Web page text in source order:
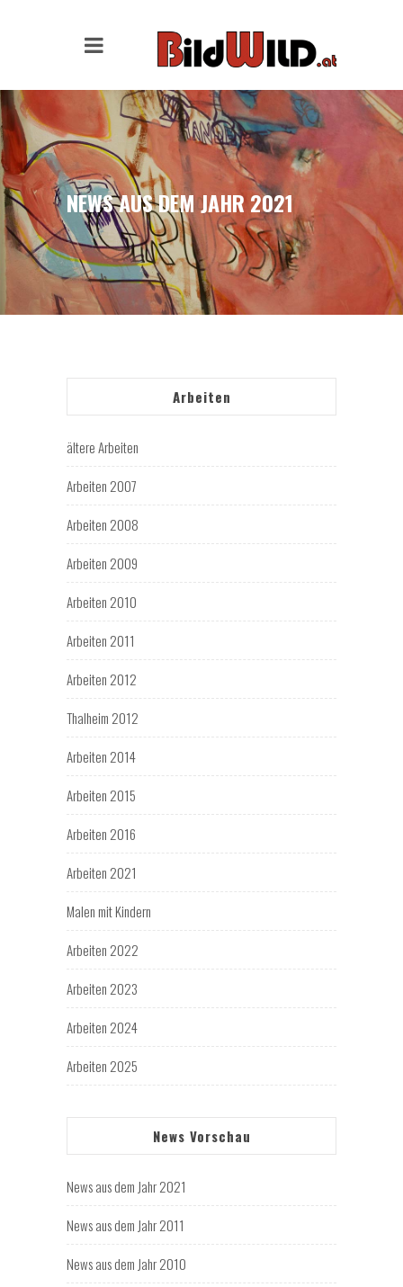
NEWS AUS DEM JAHR 2021
Arbeiten
ältere Arbeiten
Arbeiten 2007
Arbeiten 2008
Arbeiten 2009
Arbeiten 2010
Arbeiten 2011
Arbeiten 2012
Thalheim 2012
Arbeiten 2014
Arbeiten 2015
Arbeiten 2016
Arbeiten 2021
Malen mit Kindern
Arbeiten 2022
Arbeiten 2023
Arbeiten 2024
Arbeiten 2025
News Vorschau
News aus dem Jahr 2021
News aus dem Jahr 2011
News aus dem Jahr 2010